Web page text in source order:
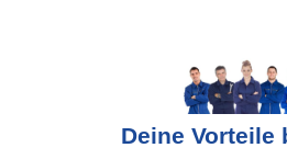
Deine Vorteile